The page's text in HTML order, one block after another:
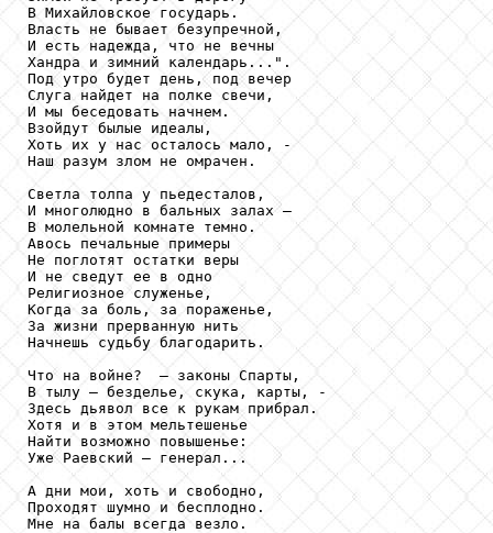
В Михайловское государь.
Власть не бывает безупречной,
И есть надежда, что не вечны
Хандра и зимний календарь...".
Под утро будет день, под вечер
Слуга найдет на полке свечи,
И мы беседовать начнем.
Взойдут былые идеалы,
Хоть их у нас осталось мало, -
Наш разум злом не омрачен.
Светла толпа у пьедесталов,
И многолюдно в бальных залах –
В молельной комнате темно.
Авось печальные примеры
Не поглотят остатки веры
И не сведут ее в одно
Религиозное служенье,
Когда за боль, за пораженье,
За жизни прерванную нить
Начнешь судьбу благодарить.
Что на войне?  – законы Спарты,
В тылу – безделье, скука, карты, -
Здесь дьявол все к рукам прибрал.
Хотя и в этом мельтешенье
Найти возможно повышенье:
Уже Раевский – генерал...
А дни мои, хоть и свободно,
Проходят шумно и бесплодно.
Мне на балы всегда везло.